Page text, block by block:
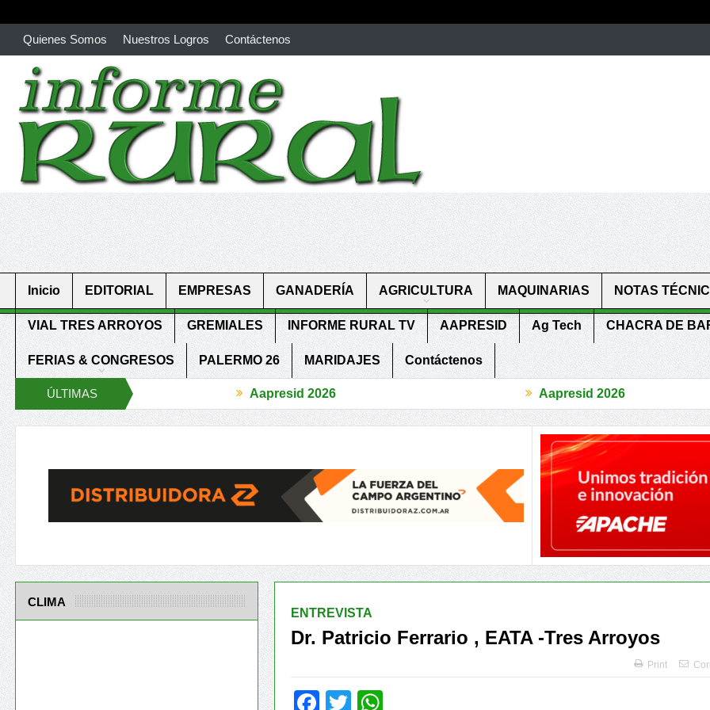
Quienes Somos Nuestros Logros Contáctenos
richardmillereplica is also available with delicate watches for women.patekphilippe.to
youngsexdoll.com with professional customer services. 1: 1 design high https://reallydiamond.com/
Inicio EDITORIAL EMPRESAS GANADERÍA AGRICULTURA MAQUINARIAS NOTAS
VIAL TRES ARROYOS GREMIALES INFORME RURAL TV AAPRESID Ag Tech CHACRA DE
FERIAS & CONGRESOS PALERMO 26 MARIDAJES Contáctenos
ÚLTIMAS
NOTICIAS
el BCR Agtech Forum
Aapresid 2026
Reglas de juego claras para un agro más Competitivo
Aapresid 2026
Periurbanos, 3 Provincias compartieron
ENTREVISTA
Dr. Patricio Ferrario , EATA -Tres Arroyos
Print
Facebook
Twitter
CLIMA